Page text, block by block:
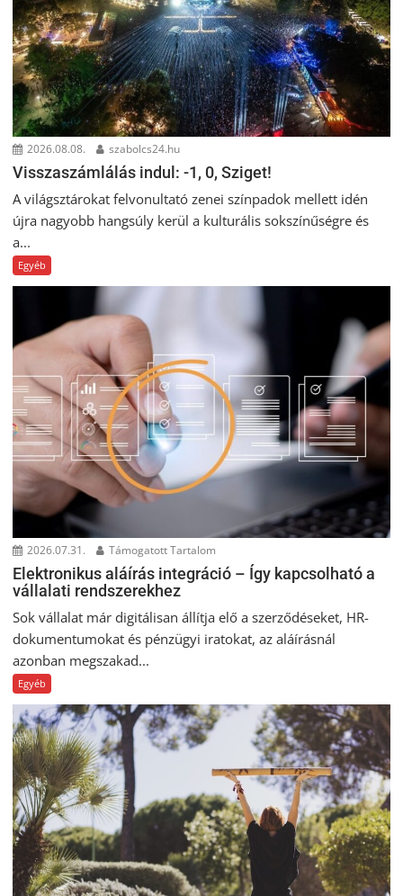
2026.08.08. szabolcs24.hu
Visszaszámlálás indul: -1, 0, Sziget!
A világsztárokat felvonultató zenei színpadok mellett idén
újra nagyobb hangsúly kerül a kulturális sokszínűségre és
a...
Egyéb
2026.07.31. Támogatott Tartalom
Elektronikus aláírás integráció – Így kapcsolható a
vállalati rendszerekhez
Sok vállalat már digitálisan állítja elő a szerződéseket, HR-
dokumentumokat és pénzügyi iratokat, az aláírásnál
azonban megszakad...
Egyéb